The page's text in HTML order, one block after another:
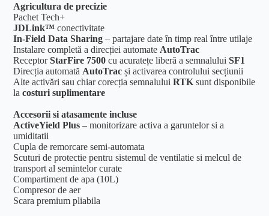
Agricultura de precizie
Pachet Tech+
JDLink™ conectivitate
In‑Field Data Sharing – partajare date în timp real între utilaje
Instalare completă a direcției automate AutoTrac
ReceptorStarFire 7500 cu acuratețe liberă a semnaluluiSF1
Direcția automată AutoTrac și activarea controlului secțiunii
Alte activări sau chiar corecția semnaluluiRTK sunt disponibile
lacosturi suplimentare
Accesorii si atasamente incluse
ActiveYield Plus – monitorizare activa a garuntelor si a
umiditatii
Cupla de remorcare semi-automata
Scuturi de protectie pentru sistemul de ventilatie si melcul de
transport al semintelor curate
Compartiment de apa (10L)
Compresor de aer
Scara premium pliabila